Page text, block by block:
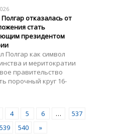
отказалась от
стать
президентом
Полгар как символ
и меритократии
правительство
порочный круг 16-
4 5 6 …
537
539 540 »